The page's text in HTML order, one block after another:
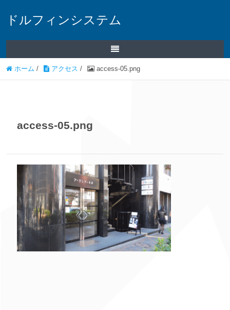
ドルフィンシステム
ホーム / アクセス / access-05.png
access-05.png